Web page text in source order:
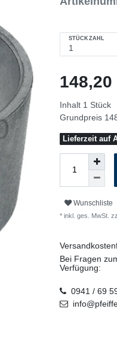
STÜCKZAHL
148,20
Inhalt 1 Stück
Grundpreis
Lieferzeit auf
Wunschliste
* inkl. ges. MwSt.
Bei Fragen
Verfügung:
0941 / 69